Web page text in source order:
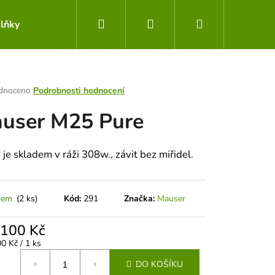
Obchodní podmínky Kontakty
Hledat PřihlášeníNákupní
Podrobnosti hodnocení
M25 Pure
skladem v ráži 308w., závit bez miřidel.
(2 ks) Kód: 291 Značka: Mauser
Kč
Kč / 1 ks
DO KOŠÍKU